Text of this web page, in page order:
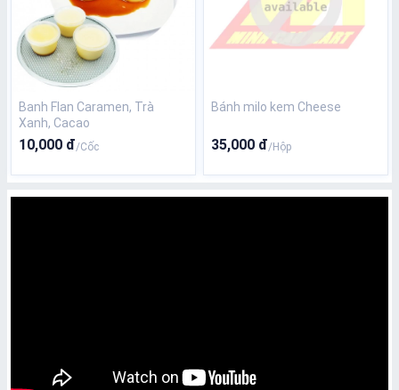
Banh Flan Caramen, Trà
Xanh, Cacao
10,000 đ/Cốc
Bánh milo kem Cheese
35,000 đ/Hộp